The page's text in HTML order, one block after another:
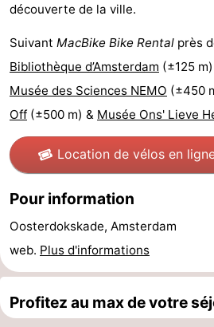
du
Randonnée
Divertissement
Nocturne
Aliments
et
Shopping
Marchés
-
Magasins
du
Événements
découverte de la ville.
Suivant MacBike Bike Rental près
Bibliothèque d’Amsterdam (±125
Musée des Sciences NEMO (±450
Off (±500 m) & Musée Ons' Lieve
Location de vélos en
Pour information
Oosterdokskade, Amsterdam
web. Plus d'informations
Profitez au max de votre